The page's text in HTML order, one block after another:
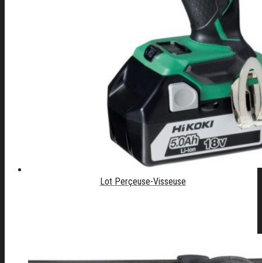
Lot Perçeuse-Visseuse